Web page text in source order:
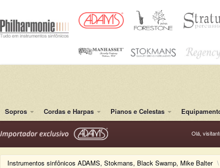
Sopros Cordas e Harpas Pianos e Celestas
Olá,
Instrumentos sinfônicos ADAMS, Stokmans, Black Swamp, Mike Balter \